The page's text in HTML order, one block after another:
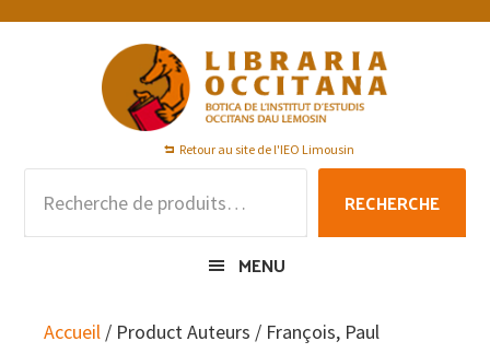
Passer
Passer
Passer
Retour au site de l'IEO Limousin
pour :
RECHERCHE
MENU
Accueil / Product Auteurs / François, Paul